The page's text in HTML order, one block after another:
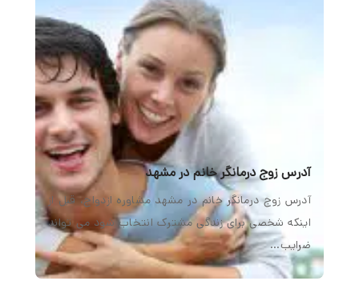
آدرس زوج درمانگر خانم در مشهد
آدرس زوج درمانگر خانم در مشهد مشاوره ازدواج، قبل از
اینکه شخصی برای زندگی مشترک انتخاب شود می تواند
ضرایب…